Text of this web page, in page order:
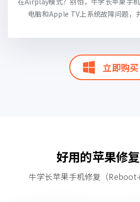
电脑和Apple TV上系统故障问题，
立即购买
好用的苹果修
牛学长苹果手机修复（